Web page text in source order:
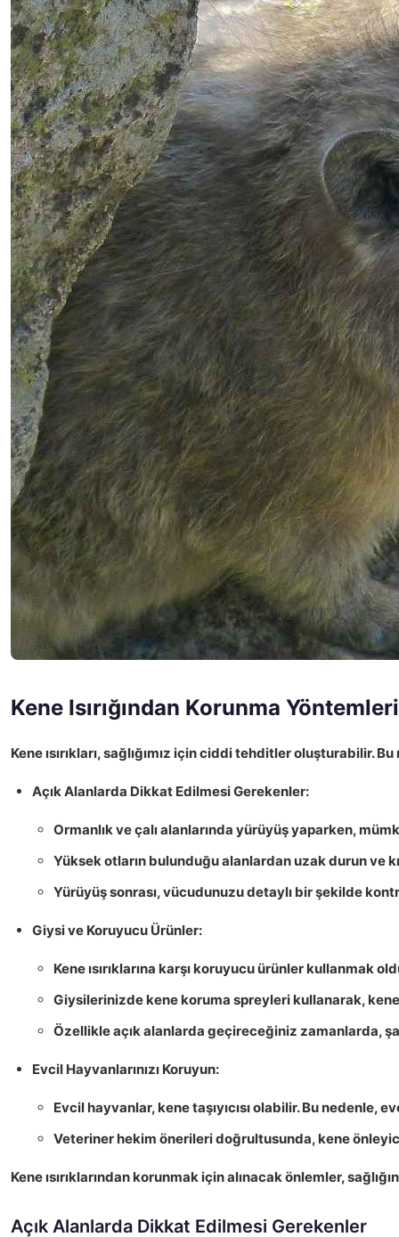
Kene Isırığından Korunma Yöntemleri
Kene ısırıkları, sağlığımız için ciddi tehditler oluşturabilir. Bu
Açık Alanlarda Dikkat Edilmesi Gerekenler:
Ormanlık ve çalı alanlarında yürüyüş yaparken,
Yüksek otların bulunduğu alanlardan uzak durun ve
Yürüyüş sonrası, vücudunuzu detaylı bir şekilde
Giysi ve Koruyucu Ürünler:
Kene ısırıklarına karşı koruyucu ürünler kullanmak
Giysilerinizde kene koruma spreyleri kullanarak,
Özellikle açık alanlarda geçireceğiniz zamanlarda,
Evcil Hayvanlarınızı Koruyun:
Evcil hayvanlar, kene taşıyıcısı olabilir. Bu nedenle,
Veteriner hekim önerileri doğrultusunda, kene
Kene ısırıklarından korunmak için alınacak önlemler,
Açık Alanlarda Dikkat Edilmesi Gerekenler